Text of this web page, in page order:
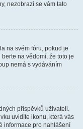
nezobrazí se vám tato
na svém fóru, pokud je
na vědomí, že toto je
nemá s vydáváním
příspěvků uživateli.
uvidíte ikonu, která vás
informace pro nahlášení